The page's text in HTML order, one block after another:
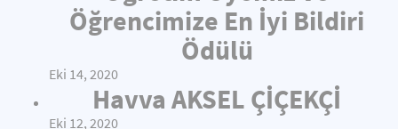
Öğrencimize En İyi Bildiri
Ödülü
Eki 14, 2020
Havva AKSEL ÇİÇEKÇİ
Eki 12, 2020